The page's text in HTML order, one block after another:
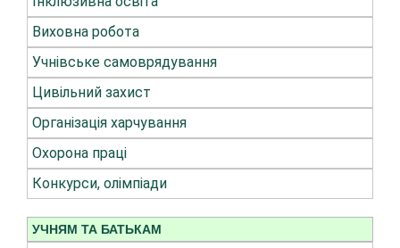
Виховна робота
Учнівське самоврядування
Цивільний захист
Організація харчування
Охорона праці
Конкурси, олімпіади
УЧНЯМ ТА БАТЬКАМ